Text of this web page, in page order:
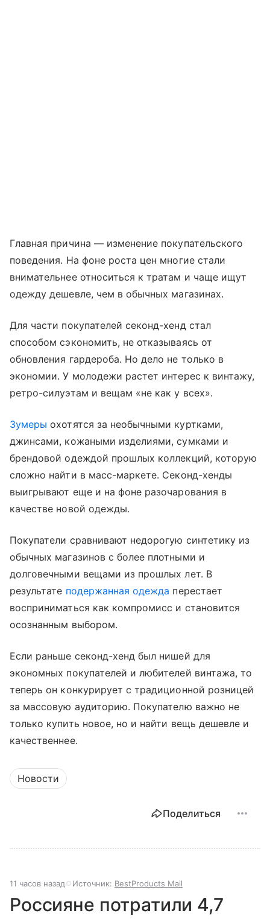
Главная причина — изменение покупательского
поведения. На фоне роста цен многие стали
внимательнее относиться к тратам и чаще ищут
одежду дешевле, чем в обычных магазинах.
Для части покупателей секонд-хенд стал
способом сэкономить, не отказываясь от
обновления гардероба. Но дело не только в
экономии. У молодежи растет интерес к винтажу,
ретро-силуэтам и вещам «не как у всех».
Зумеры охотятся за необычными куртками,
джинсами, кожаными изделиями, сумками и
брендовой одеждой прошлых коллекций, которую
сложно найти в масс-маркете. Секонд-хенды
выигрывают еще и на фоне разочарования в
качестве новой одежды.
Покупатели сравнивают недорогую синтетику из
обычных магазинов с более плотными и
долговечными вещами из прошлых лет. В
результате подержанная одежда перестает
восприниматься как компромисс и становится
осознанным выбором.
Если раньше секонд-хенд был нишей для
экономных покупателей и любителей винтажа, то
теперь он конкурирует с традиционной розницей
за массовую аудиторию. Покупателю важно не
только купить новое, но и найти вещь дешевле и
качественнее.
Новости
Поделиться
11 часов назад Источник: BestProducts Mail
Россияне потратили 4,7